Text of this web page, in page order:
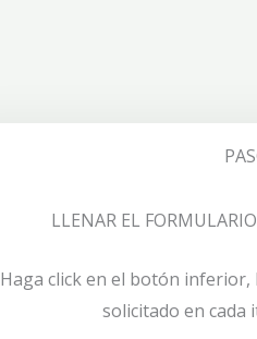
LLENAR EL
Haga click en el botón
solicitado en cada